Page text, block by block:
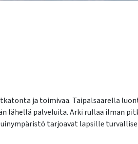
ja toimivaa. Taipalsaarella
lähellä palveluita. Arki rullaa ilman
tarjoavat lapsille